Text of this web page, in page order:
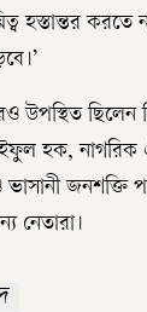
হস্তান্তর
ছিলেন
হক, নাগরিক
ভাসানী জনশক্তি
নেতারা।